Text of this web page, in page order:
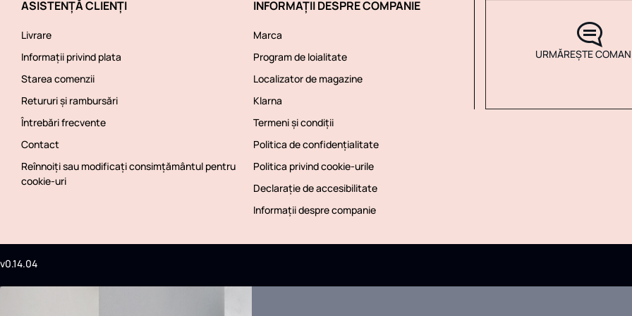
ASISTENȚĂ CLIENȚI
Livrare
Informații privind plata
Starea comenzii
Retururi și rambursări
Întrebări frecvente
Contact
Reînnoiți sau modificați consimțământul pentru
cookie-uri
INFORMAȚII DESPRE COMPANIE
Marca
Program de loialitate
Localizator de magazine
Klarna
Termeni și condiții
Politica de confidențialitate
Politica privind cookie-urile
Declarație de accesibilitate
Informații despre companie
URMĂREȘTE
v0.14.04